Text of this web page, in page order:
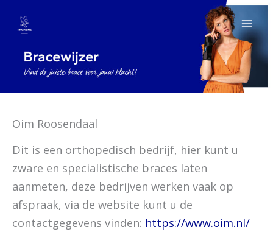
naar
inhoud
Oim Roosendaal
Dit is een orthopedisch bedrijf, hier kunt u
zware en specialistische braces laten
aanmeten, deze bedrijven werken vaak op
afspraak, via de website kunt u de
contactgegevens vinden: https://www.oim.nl/